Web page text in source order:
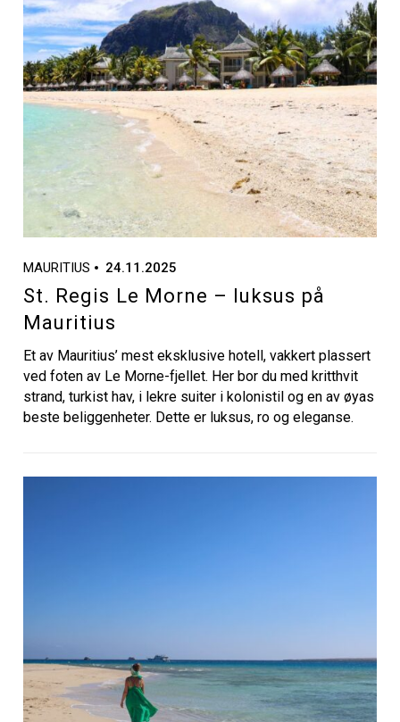
MAURITIUS 24.11.2025
St. Regis Le Morne – luksus på
Mauritius
Et av Mauritius’ mest eksklusive hotell, vakkert plassert
ved foten av Le Morne-fjellet. Her bor du med kritthvit
strand, turkist hav, i lekre suiter i kolonistil og en av øyas
beste beliggenheter. Dette er luksus, ro og eleganse.